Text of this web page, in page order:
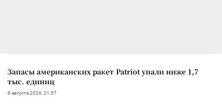
Запасы американских ракет Patriot упали ниже 1,7
тыс. единиц
8 августа 2026, 21:57